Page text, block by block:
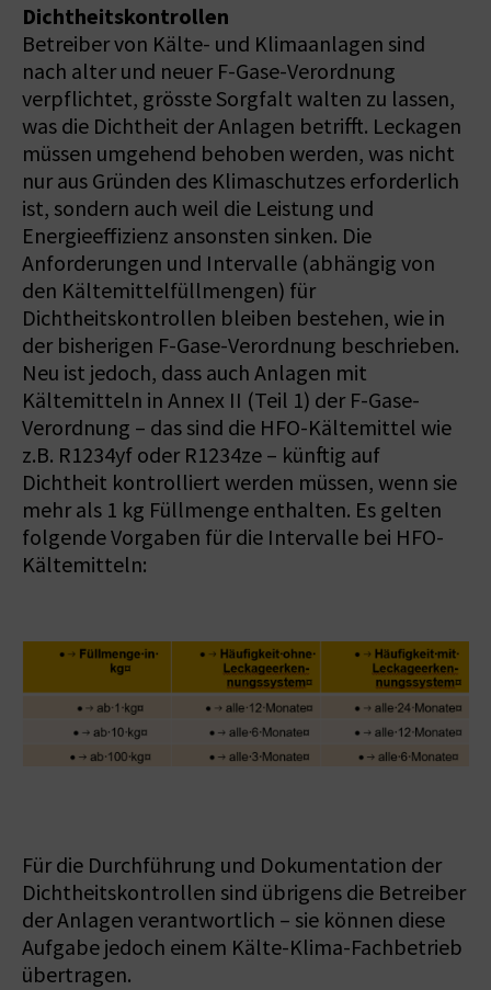
Dichtheitskontrollen
Betreiber von Kälte- und Klimaanlagen sind
nach alter und neuer F-Gase-Verordnung
verpflichtet, grösste Sorgfalt walten zu lassen,
was die Dichtheit der Anlagen betrifft. Leckagen
müssen umgehend behoben werden, was nicht
nur aus Gründen des Klimaschutzes erforderlich
ist, sondern auch weil die Leistung und
Energieeffizienz ansonsten sinken. Die
Anforderungen und Intervalle (abhängig von
den Kältemittelfüllmengen) für
Dichtheitskontrollen bleiben bestehen, wie in
der bisherigen F-Gase-Verordnung beschrieben.
Neu ist jedoch, dass auch Anlagen mit
Kältemitteln in Annex II (Teil 1) der F-Gase-
Verordnung – das sind die HFO-Kältemittel wie
z.B. R1234yf oder R1234ze – künftig auf
Dichtheit kontrolliert werden müssen, wenn sie
mehr als 1 kg Füllmenge enthalten. Es gelten
folgende Vorgaben für die Intervalle bei HFO-
Kältemitteln:
Für die Durchführung und Dokumentation der
Dichtheitskontrollen sind übrigens die Betreiber
der Anlagen verantwortlich – sie können diese
Aufgabe jedoch einem Kälte-Klima-Fachbetrieb
übertragen.